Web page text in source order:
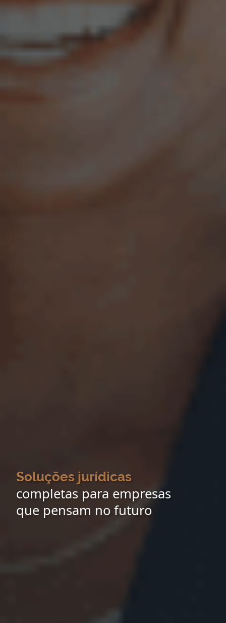
Soluções jurídicas
completas para empresas
que pensam no futuro